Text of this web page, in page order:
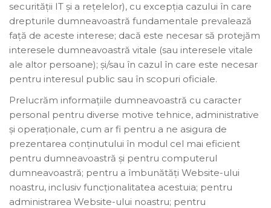
securității IT și a rețelelor), cu excepția cazului în care
drepturile dumneavoastră fundamentale prevalează
față de aceste interese; dacă este necesar să protejăm
interesele dumneavoastră vitale (sau interesele vitale
ale altor persoane); și/sau în cazul în care este necesar
pentru interesul public sau în scopuri oficiale.
Prelucrăm informațiile dumneavoastră cu caracter
personal pentru diverse motive tehnice, administrative
și operaționale, cum ar fi pentru a ne asigura de
prezentarea conținutului în modul cel mai eficient
pentru dumneavoastră și pentru computerul
dumneavoastră; pentru a îmbunătăți Website-ului
noastru, inclusiv funcționalitatea acestuia; pentru
administrarea Website-ului noastru; pentru